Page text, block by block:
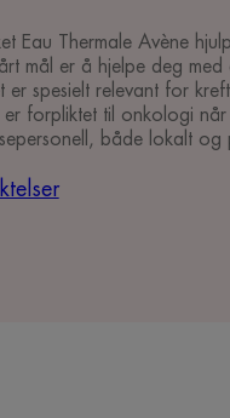
Eau Thermale Avène
mål er å hjelpe deg med
er spesielt relevant for
er forpliktet til onkologi
både lokalt og